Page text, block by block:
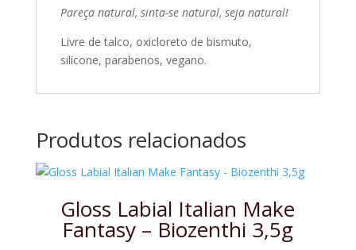
Pareça natural, sinta-se natural, seja natural!
Livre de talco, oxicloreto de bismuto,
silicone, parabenos, vegano.
Produtos relacionados
Gloss Labial Italian Make
Fantasy – Biozenthi 3,5g